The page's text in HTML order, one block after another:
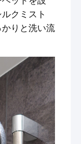
クミスト
りと洗い流